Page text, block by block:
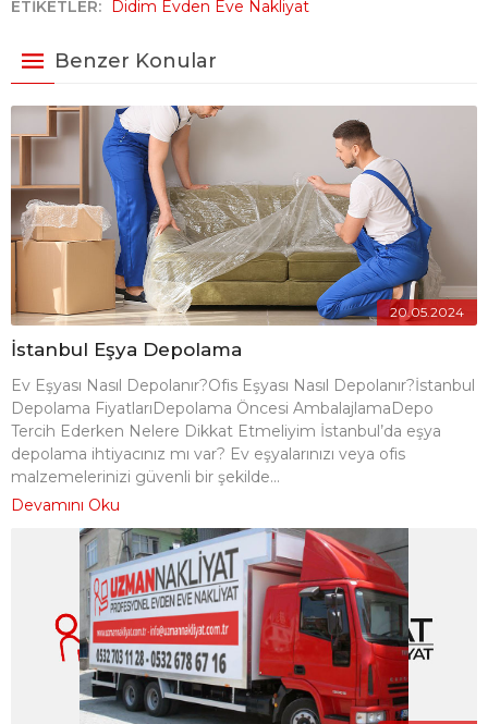
ETİKETLER: Didim Evden Eve Nakliyat
Benzer Konular
20.05.2024
İstanbul Eşya Depolama
Ev Eşyası Nasıl Depolanır?Ofis Eşyası Nasıl Depolanır?İstanbul
Depolama FiyatlarıDepolama Öncesi AmbalajlamaDepo
Tercih Ederken Nelere Dikkat Etmeliyim İstanbul’da eşya
depolama ihtiyacınız mı var? Ev eşyalarınızı veya ofis
malzemelerinizi güvenli bir şekilde...
Devamını Oku